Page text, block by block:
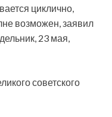
циклично,
возможен, заявил
23 мая,
советского